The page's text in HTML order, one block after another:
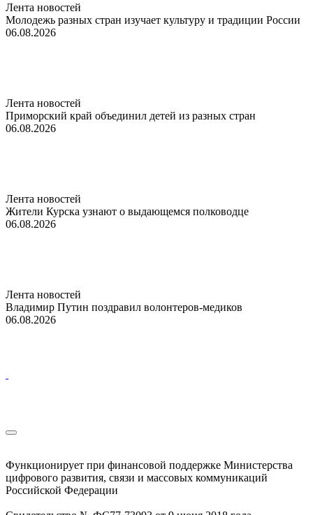
Лента новостей
Молодежь разных стран изучает культуру и традиции России
06.08.2026
Лента новостей
Приморский край объединил детей из разных стран
06.08.2026
Лента новостей
Жители Курска узнают о выдающемся полководце
06.08.2026
Лента новостей
Владимир Путин поздравил волонтеров-медиков
06.08.2026
Функционирует при финансовой поддержке Министерства
цифрового развития, связи и массовых коммуникаций
Российской Федерации